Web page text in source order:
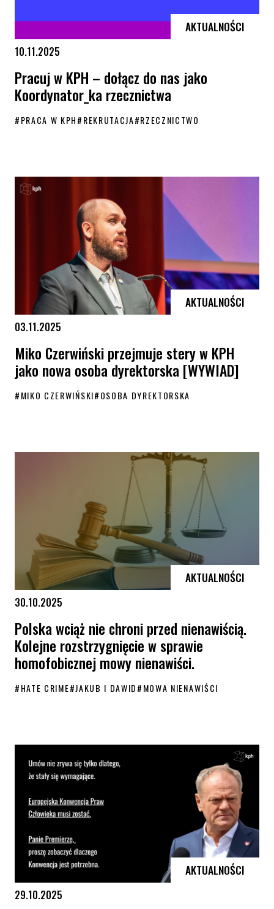
AKTUALNOŚCI
10.11.2025
Pracuj w KPH – dołącz do nas jako
Koordynator_ka rzecznictwa
#PRACA W KPH#REKRUTACJA#RZECZNICTWO
AKTUALNOŚCI
03.11.2025
Miko Czerwiński przejmuje stery w KPH
jako nowa osoba dyrektorska [WYWIAD]
#MIKO CZERWIŃSKI#OSOBA DYREKTORSKA
AKTUALNOŚCI
30.10.2025
Polska wciąż nie chroni przed nienawiścią.
Kolejne rozstrzygnięcie w sprawie
homofobicznej mowy nienawiści.
#HATE CRIME#JAKUB I DAWID#MOWA NIENAWIŚCI
AKTUALNOŚCI
29.10.2025